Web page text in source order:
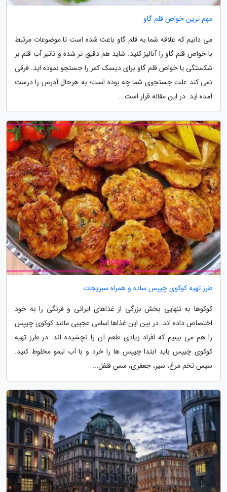
مهم ترین خواص قلم گاو
می دانیم که علاقه شما به قلم گاو باعث شده است تا موضوعات مرتبط
با خواص قلم گاو را آنالیز کنید. شاید هم دقیق تر شده و تاثیر آب قلم بر
شکستگی یا خواص قلم گاو برای دیسک کمر را جستجو نموده اید. فرقی
نمی کند علت جستجوی شما چه بوده است؛ به هرحال آدرس را درست
آمده اید. در این مقاله قرار است...
طرز تهیه کوکوی چیپس ساده و همراه سبزیجات
کوکوها به تنهایی بخش بزرگی از غذاهای ایرانی و فرنگی را به خود
اختصاص داده اند. در بین این غذاها اسامی عجیبی مانند کوکوی چیپس
را هم می بینیم که افراد زیادی طعم آن را نچشیده اند. در طرز تهیه
کوکوی چیپس باید ابتدا چیپس ها را خرد و با آب لیمو مخلوط کنید.
سپس تخم مرغ، سیر، جعفری، سس فلفل...